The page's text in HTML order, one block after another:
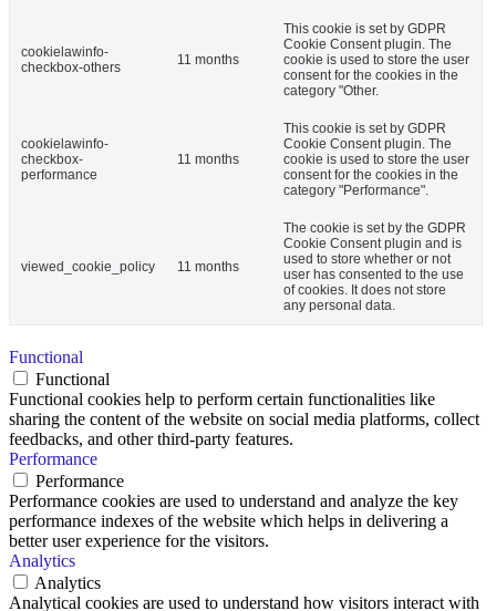
cookielawinfo-
checkbox-others
11 months
This cookie is set by GDPR
Cookie Consent plugin. The
cookie is used to store the user
consent for the cookies in the
category "Other.
cookielawinfo-
checkbox-
performance
11 months
This cookie is set by GDPR
Cookie Consent plugin. The
cookie is used to store the user
consent for the cookies in the
category "Performance".
viewed_cookie_policy 11 months
The cookie is set by the GDPR
Cookie Consent plugin and is
used to store whether or not
user has consented to the use
of cookies. It does not store
any personal data.
Functional
Functional
Functional cookies help to perform certain functionalities like
sharing the content of the website on social media platforms, collect
feedbacks, and other third-party features.
Performance
Performance
Performance cookies are used to understand and analyze the key
performance indexes of the website which helps in delivering a
better user experience for the visitors.
Analytics
Analytics
Analytical cookies are used to understand how visitors interact with